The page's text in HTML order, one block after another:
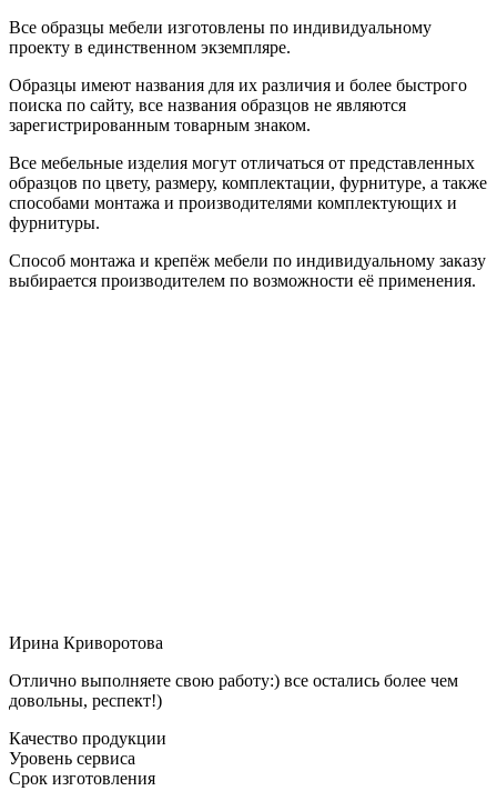
Все образцы мебели изготовлены по индивидуальному
проекту в единственном экземпляре.
Образцы имеют названия для их различия и более быстрого
поиска по сайту, все названия образцов не являются
зарегистрированным товарным знаком.
Все мебельные изделия могут отличаться от представленных
образцов по цвету, размеру, комплектации, фурнитуре, а также
способами монтажа и производителями комплектующих и
фурнитуры.
Способ монтажа и крепёж мебели по индивидуальному заказу
выбирается производителем по возможности её применения.
Ирина Криворотова
Отлично выполняете свою работу:) все остались более чем
довольны, респект!)
Качество продукции
Уровень сервиса
Срок изготовления